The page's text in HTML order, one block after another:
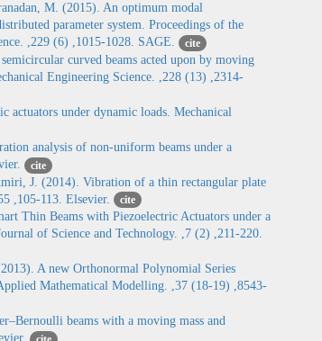
M. (2015). An optimum modal
parameter system. Proceedings of the
,229 (6) ,1015-1028. SAGE.
cite
curved beams acted upon by moving
Engineering Science. ,228 (13) ,2314-
under dynamic loads. Mechanical
analysis of non-uniform beams under a
cite
J. (2014). Vibration of a thin rectangular plate
,105-113. Elsevier.
cite
Thin Beams with Piezoelectric Actuators under a
of Science and Technology. ,7 (2) ,211-220.
A new Orthonormal Polynomial Series
Mathematical Modelling. ,37 (18-19) ,8543-
beams with a moving mass and